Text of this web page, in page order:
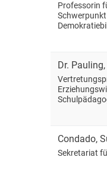
Professorin
Dr. Pauling
Condado,
Sekretariat